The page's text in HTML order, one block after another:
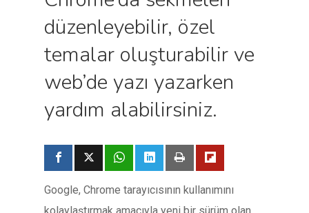
düzenleyebilir, özel
temalar oluşturabilir ve
web’de yazı yazarken
yardım alabilirsiniz.
Google, Chrome tarayıcısının kullanımını